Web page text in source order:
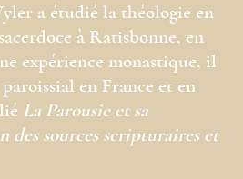
a étudié la théologie en
à Ratisbonne, en
expérience monastique, il
en France et en
La Parousie et sa
des sources scripturaires et